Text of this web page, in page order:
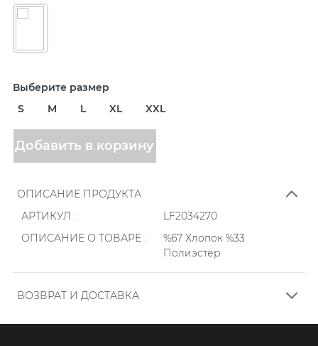
Выберите размер
S
M L XL XXL
Добавить в корзину
ОПИСАНИЕ ПРОДУКТА
АРТИКУЛ :
LF2034270
ОПИСАНИЕ О ТОВАРЕ :
%67 Хлопок %33
Полиэстер
ВОЗВРАТ И ДОСТАВКА